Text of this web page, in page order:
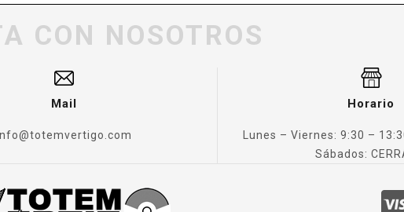
CON NOSOTROS
Mail Horario
Lunes – Viernes: 9:30 –
Sábados: